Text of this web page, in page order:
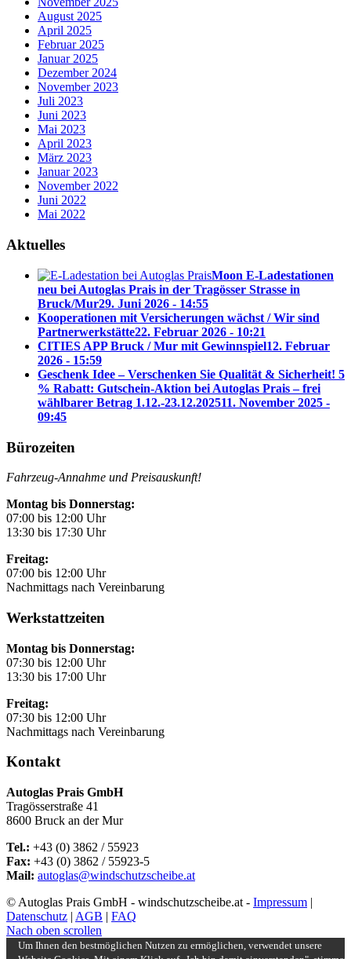
August 2025
April 2025
Februar 2025
Januar 2025
Dezember 2024
November 2023
Juli 2023
Juni 2023
Mai 2023
April 2023
März 2023
Januar 2023
November 2022
Juni 2022
Mai 2022
Aktuelles
Moon E-Ladestationen
neu bei Autoglas Prais in der Tragösser Strasse in
Bruck/Mur29. Juni 2026 - 14:55
Kooperationen mit Versicherungen wächst / Wir sind
Partnerwerkstätte22. Februar 2026 - 10:21
CITIES APP Bruck / Mur mit Gewinnspiel12. Februar
2026 - 15:59
Geschenk Idee – Verschenken Sie Qualität & Sicherheit! 5
% Rabatt: Gutschein-Aktion bei Autoglas Prais – frei
wählbarer Betrag 1.12.-23.12.202511. November 2025 -
09:45
Bürozeiten
Fahrzeug-Annahme und Preisauskunft!
Montag bis Donnerstag:
07:00 bis 12:00 Uhr
13:30 bis 17:30 Uhr
Freitag:
07:00 bis 12:00 Uhr
Nachmittags nach Vereinbarung
Werkstattzeiten
Montag bis Donnerstag:
07:30 bis 12:00 Uhr
13:30 bis 17:00 Uhr
Freitag:
07:30 bis 12:00 Uhr
Nachmittags nach Vereinbarung
Kontakt
Autoglas Prais GmbH
Tragösserstraße 41
8600 Bruck an der Mur
Tel.: +43 (0) 3862 / 55923
Fax: +43 (0) 3862 / 55923-5
Mail: autoglas@windschutzscheibe.at
© Autoglas Prais GmbH - windschutzscheibe.at - Impressum |
Datenschutz | AGB | FAQ
Nach oben scrollen
Um Ihnen den bestmöglichen Nutzen zu ermöglichen, verwendet unsere